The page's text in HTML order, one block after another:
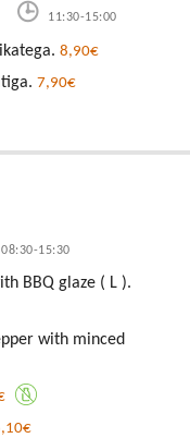
11:30-15:00
8,90€
7,90€
08:30-15:30
BBQ glaze ( L ).
with minced